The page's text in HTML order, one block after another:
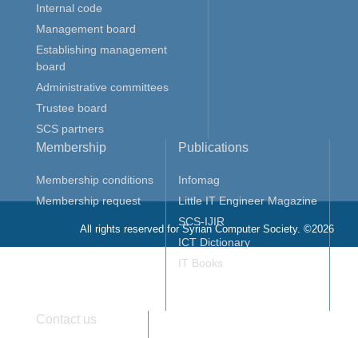
Internal code
Management board
Establishing management
board
Administrative committees
Trustee board
SCS partners
Membership
Membership conditions
Membership request
Publications
Infomag
Little IT Engineer Magazine
SCS-IJIR
ICT Dictionary
IT Books
Contact us
All rights reserved for Syrian Computer Society. ©2026